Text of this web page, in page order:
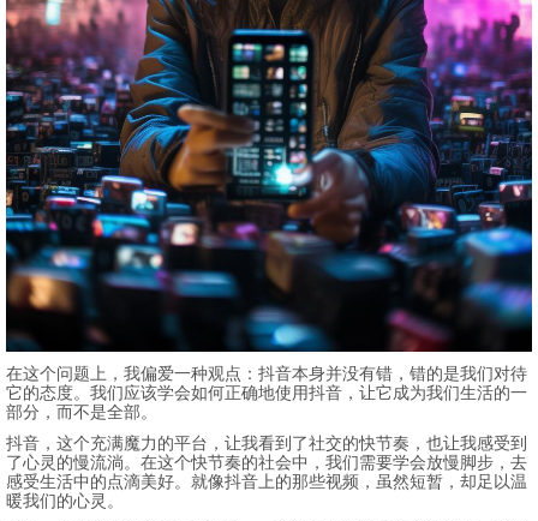
在这个问题上，我偏爱一种观点：抖音本身并没有错，错的是我们对待
它的态度。我们应该学会如何正确地使用抖音，让它成为我们生活的一
部分，而不是全部。
抖音，这个充满魔力的平台，让我看到了社交的快节奏，也让我感受到
了心灵的慢流淌。在这个快节奏的社会中，我们需要学会放慢脚步，去
感受生活中的点滴美好。就像抖音上的那些视频，虽然短暂，却足以温
暖我们的心灵。